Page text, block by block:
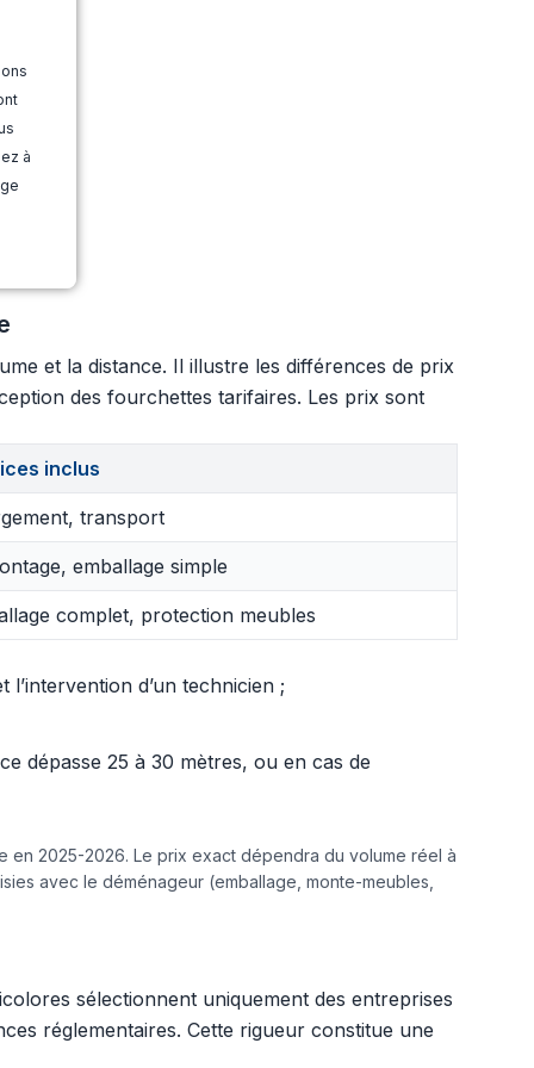
à
et la distance. Il illustre les différences de prix
des fourchettes tarifaires. Les prix sont
inclus
transport
emballage simple
complet, protection meubles
d’un technicien ;
dépasse 25 à 30 mètres, ou en cas de
en 2025-2026. Le prix exact dépendra du volume réel à
avec le déménageur (emballage, monte-meubles,
sélectionnent uniquement des entreprises
réglementaires. Cette rigueur constitue une